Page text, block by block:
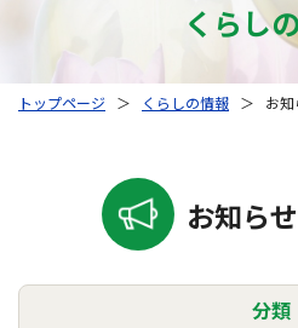
くらし
トップページ ＞ くらしの情報 ＞ お知
お知ら
分類